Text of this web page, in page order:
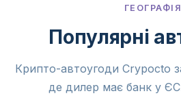
ГЕОГРАФІЯ
Популярні
Крипто-автоугоди Crypocto
де дилер має банк у